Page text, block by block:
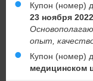
Купон (номер)
23 ноября
опыт,
Купон (номер)
медицинском